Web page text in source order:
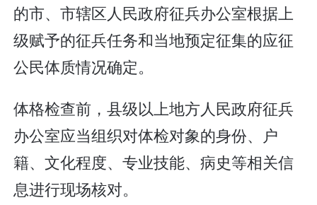
的市、市辖区人民政府征兵办公室根据上
级赋予的征兵任务和当地预定征集的应征
公民体质情况确定。
体格检查前，县级以上地方人民政府征兵
办公室应当组织对体检对象的身份、户
籍、文化程度、专业技能、病史等相关信
息进行现场核对。